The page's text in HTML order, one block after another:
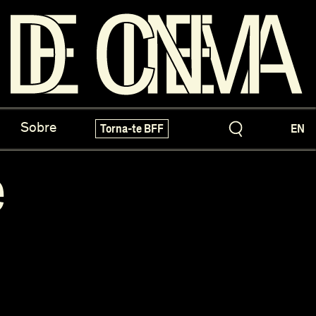
Sobre Torna-te BFF EN
do Arquivo
X-Novo
Festivais e Mostras